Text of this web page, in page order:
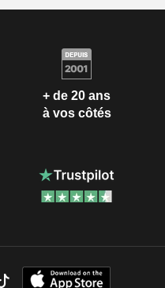
+ de 20 ans
à vos côtés